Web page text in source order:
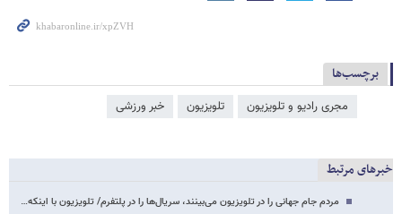
برچسب‌ها
مجری رادیو و تلویزیون تلویزیون خبر ورزشی
خبرهای مرتبط
مردم جام جهانی را در تلویزیون می‌بینند، سریال‌ها را در پلتفرم/ تلویزیون با اینکه…